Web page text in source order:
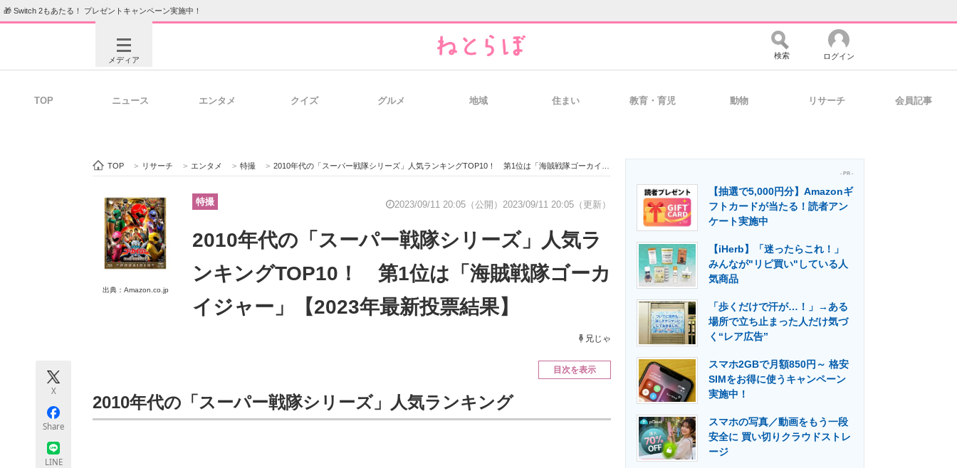
🎁 Switch 2もあたる！ プレゼントキャンペーン実施中！
メディア
ビジネスと働き方のヒント 経営リーダーのコミュニティ マーケ×ITの今がよく分かる
ITエンジニア向け専門サイト IT製品の技術・比較・事例 製造業のIT導入・活用を支援
エネルギーの専門メディア 建設×テクノロジーの最前線
ちょっと気になるネットの話題
検索 ログイン
TOP ニュース エンタメ クイズ グルメ 地域 住まい 教育・育児 動物 リサーチ 会員記事
TOP > リサーチ > エンタメ > 特撮 > 2010年代の「スーパー戦隊シリーズ」人気ランキングTOP10！ 第1位は「海賊戦隊ゴーカイジャー」【2023年最新投票結果】
出典：Amazon.co.jp
特撮 2023/09/11 20:05（公開） 2023/09/11 20:05（更新）
2010年代の「スーパー戦隊シリーズ」人気ラ
ンキングTOP10！ 第1位は「海賊戦隊ゴーカ
イジャー」【2023年最新投票結果】
兄じゃ
X
Share
LINE
目次を表示
2010年代の「スーパー戦隊シリーズ」人気ランキング
- PR -
【抽選で5,000円分】Amazonギ
フトカードが当たる！読者アン
ケート実施中
【iHerb】「迷ったらこれ！」
みんなが"リピ買い"している人
気商品
「歩くだけで汗が…！」→ある
場所で立ち止まった人だけ気づ
く“レア広告”
スマホ2GBで月額850円～ 格安
SIMをお得に使うキャンペーン
実施中！
スマホの写真／動画をもう一段
安全に 買い切りクラウドストレ
ージ